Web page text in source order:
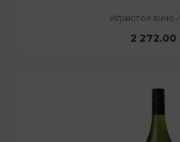
Игристое вино /
2 272.00